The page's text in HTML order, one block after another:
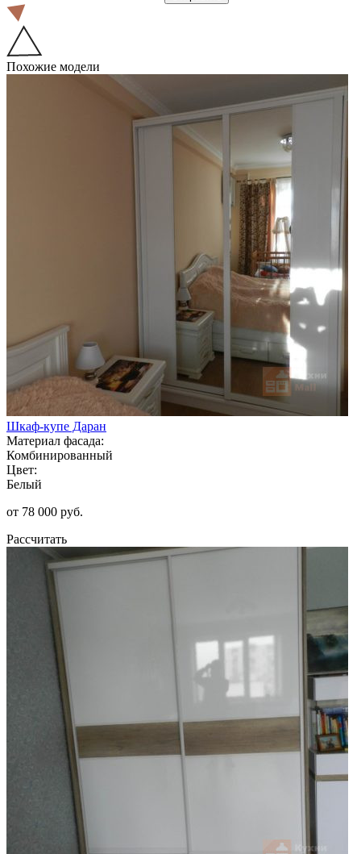
Похожие модели
Шкаф-купе Даран
Материал фасада:
Комбинированный
Цвет:
Белый
от 78 000 руб.
Рассчитать